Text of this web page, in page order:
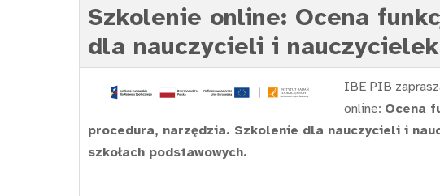
Szkolenie online: Ocena
dla nauczycieli i
IBE PIB
online: Ocena
procedura, narzędzia. Szkolenie dla nauczycieli i
szkołach podstawowych.